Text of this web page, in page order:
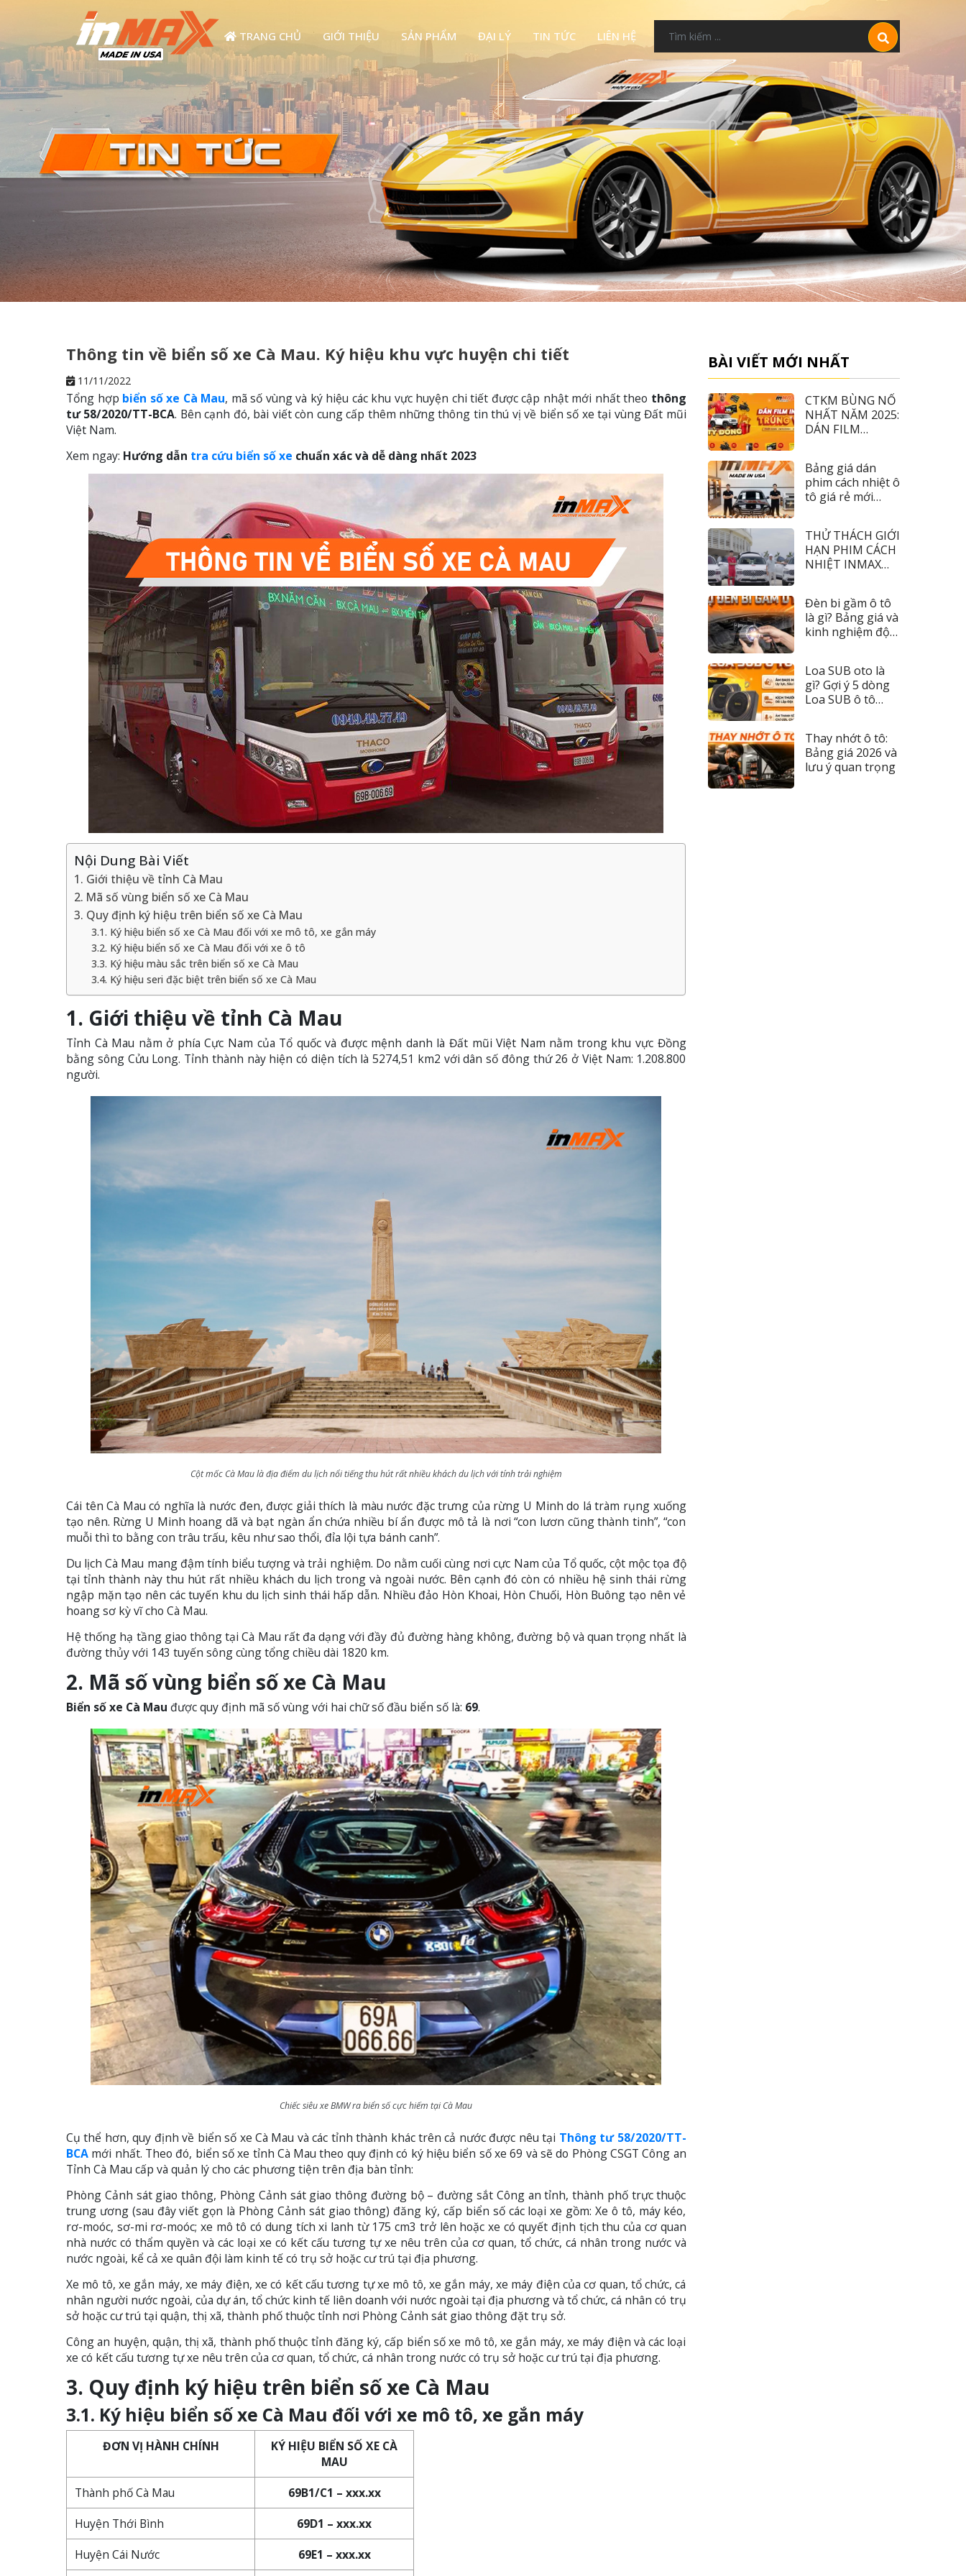
TRANG CHỦ GIỚI THIỆU SẢN PHẨM ĐẠI LÝ TIN TỨC LIÊN HỆ
Thông tin về biển số xe Cà Mau. Ký hiệu khu vực huyện chi tiết
11/11/2022
Tổng hợp biển số xe Cà Mau, mã số vùng và ký hiệu các khu vực huyện chi tiết được cập nhật mới nhất theo thông
tư 58/2020/TT-BCA. Bên cạnh đó, bài viết còn cung cấp thêm những thông tin thú vị về biển số xe tại vùng Đất mũi
Việt Nam.
Xem ngay: Hướng dẫn tra cứu biển số xe chuẩn xác và dễ dàng nhất 2023
Nội Dung Bài Viết
1. Giới thiệu về tỉnh Cà Mau
2. Mã số vùng biển số xe Cà Mau
3. Quy định ký hiệu trên biển số xe Cà Mau
3.1. Ký hiệu biển số xe Cà Mau đối với xe mô tô, xe gắn máy
3.2. Ký hiệu biển số xe Cà Mau đối với xe ô tô
3.3. Ký hiệu màu sắc trên biển số xe Cà Mau
3.4. Ký hiệu seri đặc biệt trên biển số xe Cà Mau
1. Giới thiệu về tỉnh Cà Mau
Tỉnh Cà Mau nằm ở phía Cực Nam của Tổ quốc và được mệnh danh là Đất mũi Việt Nam nằm trong khu vực Đồng
bằng sông Cửu Long. Tỉnh thành này hiện có diện tích là 5274,51 km2 với dân số đông thứ 26 ở Việt Nam: 1.208.800
người.
Cột mốc Cà Mau là địa điểm du lịch nổi tiếng thu hút rất nhiều khách du lịch với tính trải nghiệm
Cái tên Cà Mau có nghĩa là nước đen, được giải thích là màu nước đặc trưng của rừng U Minh do lá tràm rụng xuống
tạo nên. Rừng U Minh hoang dã và bạt ngàn ẩn chứa nhiều bí ẩn được mô tả là nơi “con lươn cũng thành tinh”, “con
muỗi thì to bằng con trâu trấu, kêu như sao thổi, đỉa lội tựa bánh canh”.
Du lịch Cà Mau mang đậm tính biểu tượng và trải nghiệm. Do nằm cuối cùng nơi cực Nam của Tổ quốc, cột mộc tọa độ
tại tỉnh thành này thu hút rất nhiều khách du lịch trong và ngoài nước. Bên cạnh đó còn có nhiều hệ sinh thái rừng
ngập mặn tạo nên các tuyến khu du lịch sinh thái hấp dẫn. Nhiều đảo Hòn Khoai, Hòn Chuối, Hòn Buông tạo nên vẻ
hoang sơ kỳ vĩ cho Cà Mau.
Hệ thống hạ tầng giao thông tại Cà Mau rất đa dạng với đầy đủ đường hàng không, đường bộ và quan trọng nhất là
đường thủy với 143 tuyến sông cùng tổng chiều dài 1820 km.
2. Mã số vùng biển số xe Cà Mau
Biển số xe Cà Mau được quy định mã số vùng với hai chữ số đầu biển số là: 69.
Chiếc siêu xe BMW ra biển số cực hiếm tại Cà Mau
Cụ thể hơn, quy định về biển số xe Cà Mau và các tỉnh thành khác trên cả nước được nêu tại Thông tư 58/2020/TT-
BCA mới nhất. Theo đó, biển số xe tỉnh Cà Mau theo quy định có ký hiệu biển số xe 69 và sẽ do Phòng CSGT Công an
Tỉnh Cà Mau cấp và quản lý cho các phương tiện trên địa bàn tỉnh:
Phòng Cảnh sát giao thông, Phòng Cảnh sát giao thông đường bộ – đường sắt Công an tỉnh, thành phố trực thuộc
trung ương (sau đây viết gọn là Phòng Cảnh sát giao thông) đăng ký, cấp biển số các loại xe gồm: Xe ô tô, máy kéo,
rơ-moóc, sơ-mi rơ-moóc; xe mô tô có dung tích xi lanh từ 175 cm3 trở lên hoặc xe có quyết định tịch thu của cơ quan
nhà nước có thẩm quyền và các loại xe có kết cấu tương tự xe nêu trên của cơ quan, tổ chức, cá nhân trong nước và
nước ngoài, kể cả xe quân đội làm kinh tế có trụ sở hoặc cư trú tại địa phương.
Xe mô tô, xe gắn máy, xe máy điện, xe có kết cấu tương tự xe mô tô, xe gắn máy, xe máy điện của cơ quan, tổ chức, cá
nhân người nước ngoài, của dự án, tổ chức kinh tế liên doanh với nước ngoài tại địa phương và tổ chức, cá nhân có trụ
sở hoặc cư trú tại quận, thị xã, thành phố thuộc tỉnh nơi Phòng Cảnh sát giao thông đặt trụ sở.
Công an huyện, quận, thị xã, thành phố thuộc tỉnh đăng ký, cấp biển số xe mô tô, xe gắn máy, xe máy điện và các loại
xe có kết cấu tương tự xe nêu trên của cơ quan, tổ chức, cá nhân trong nước có trụ sở hoặc cư trú tại địa phương.
3. Quy định ký hiệu trên biển số xe Cà Mau
3.1. Ký hiệu biển số xe Cà Mau đối với xe mô tô, xe gắn máy
ĐƠN VỊ HÀNH CHÍNH
KÝ HIỆU BIỂN SỐ XE CÀ
MAU
Thành phố Cà Mau
69B1/C1 – xxx.xx
Huyện Thới Bình
69D1 – xxx.xx
Huyện Cái Nước
69E1 – xxx.xx
BÀI VIẾT MỚI NHẤT
CTKM BÙNG NỔ
NHẤT NĂM 2025:
DÁN FILM
Bảng giá dán
phim cách nhiệt ô
tô giá rẻ mới
THỬ THÁCH GIỚI
HẠN PHIM CÁCH
NHIỆT INMAX
DŨNG
Đèn bi gầm ô tô
là gì? Bảng giá và
kinh nghiệm độ
Loa SUB oto là
gì? Gợi ý 5 dòng
Loa SUB ô tô
Thay nhớt ô tô:
Bảng giá 2026 và
lưu ý quan trọng